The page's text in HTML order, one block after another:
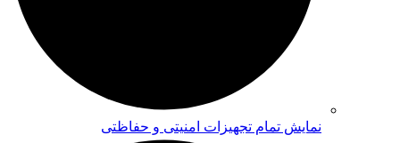
نمایش تمام تجهیزات امنیتی و حفاظتی